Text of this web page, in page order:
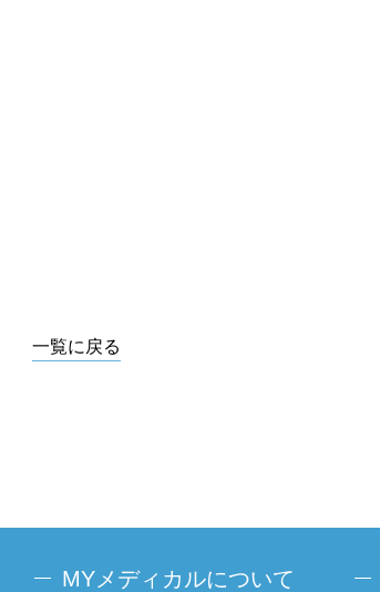
一覧に戻る
MYメディカルについて